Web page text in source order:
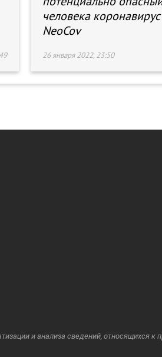
человека коронавирус
NeoCov
26 января 2022, 23:50
и анализа сведений, относящихся к